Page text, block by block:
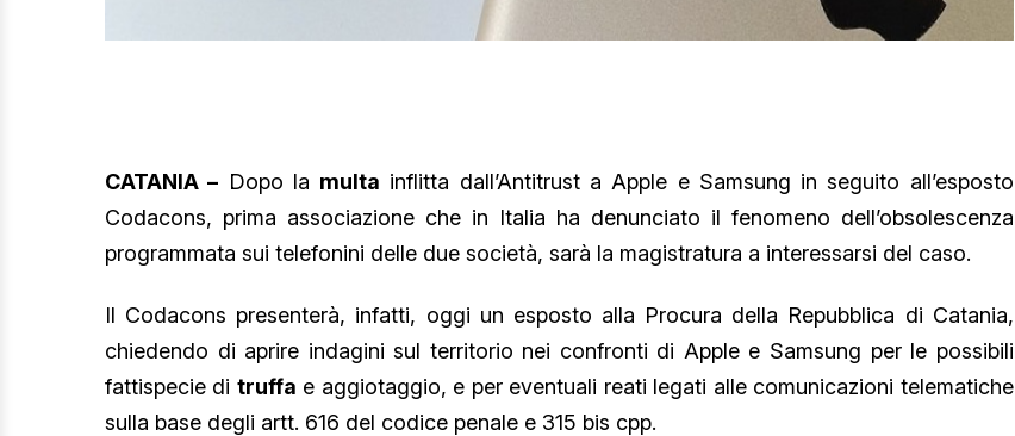
CATANIA – Dopo la multa inflitta dall’Antitrust a Apple e Samsung in seguito all’esposto
Codacons, prima associazione che in Italia ha denunciato il fenomeno dell’obsolescenza
programmata sui telefonini delle due società, sarà la magistratura a interessarsi del caso.
Il Codacons presenterà, infatti, oggi un esposto alla Procura della Repubblica di Catania,
chiedendo di aprire indagini sul territorio nei confronti di Apple e Samsung per le possibili
fattispecie di truffa e aggiotaggio, e per eventuali reati legati alle comunicazioni telematiche
sulla base degli artt. 616 del codice penale e 315 bis cpp.